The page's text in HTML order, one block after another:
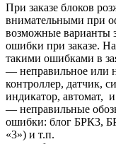
При заказе блоков
внимательными при
возможные варианты
ошибки при заказе.
такими ошибками в
— неправильное или
контроллер, датчик,
индикатор, автомат, и
— неправильные
ошибки: блог БРК3,
«3») и т.п.